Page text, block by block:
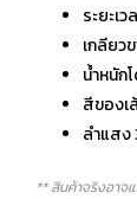
ระยะเ
เกลียว
น้ำหนัก
สีของเ
ลำแสง
** สินค้าจริงอาจ